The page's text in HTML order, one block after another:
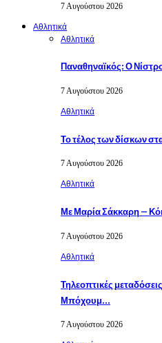
7 Αυγούστου 2026
Αθλητικά
Αθλητικά
Παναθηναϊκός: Ο
7 Αυγούστου 2026
Αθλητικά
Το τέλος των δίσκων
7 Αυγούστου 2026
Αθλητικά
Με Μαρία Σάκκαρη –
7 Αυγούστου 2026
Αθλητικά
Τηλεοπτικές
Μπόχουμ…
7 Αυγούστου 2026